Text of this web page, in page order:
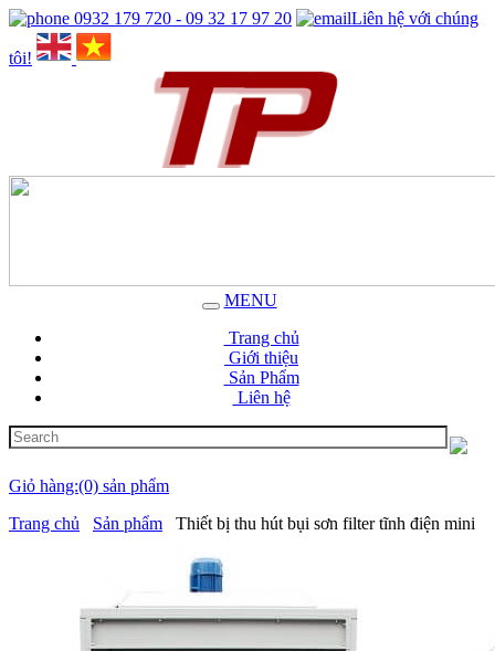
0932 179 720 - 09 32 17 97 20 Liên hệ với chúng
tôi!
MENU
Trang chủ
Giới thiệu
Sản Phẩm
Liên hệ
Giỏ hàng:(0) sản phẩm
Trang chủ
Sản phẩm Thiết bị thu hút bụi sơn filter tĩnh điện mini